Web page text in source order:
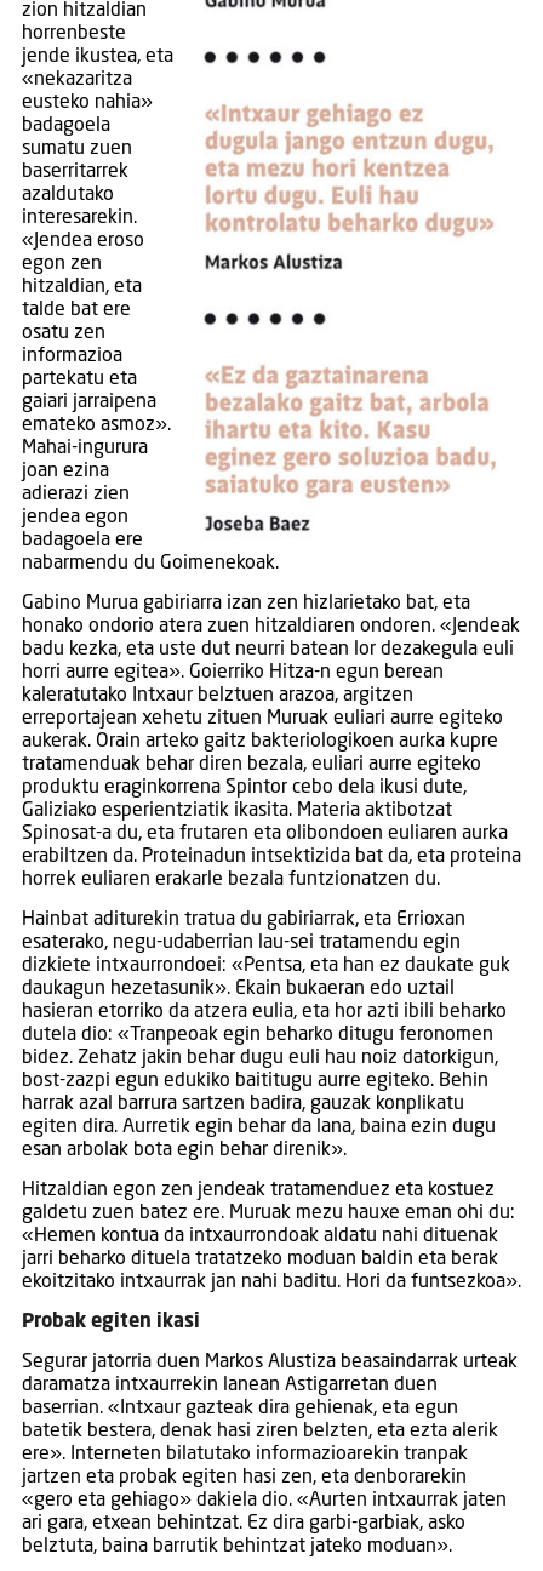
zion hitzaldian
horrenbeste
jende ikustea, eta
«nekazaritza
eusteko nahia»
badagoela
sumatu zuen
baserritarrek
azaldutako
interesarekin.
«Jendea eroso
egon zen
hitzaldian, eta
talde bat ere
osatu zen
informazioa
partekatu eta
gaiari jarraipena
emateko asmoz».
Mahai-ingurura
joan ezina
adierazi zien
jendea egon
badagoela ere
nabarmendu du Goimenekoak.
Gabino Murua gabiriarra izan zen hizlarietako bat, eta
honako ondorio atera zuen hitzaldiaren ondoren. «Jendeak
badu kezka, eta uste dut neurri batean lor dezakegula euli
horri aurre egitea». Goierriko Hitza-n egun berean
kaleratutako Intxaur belztuen arazoa, argitzen
erreportajean xehetu zituen Muruak euliari aurre egiteko
aukerak. Orain arteko gaitz bakteriologikoen aurka kupre
tratamenduak behar diren bezala, euliari aurre egiteko
produktu eraginkorrena Spintor cebo dela ikusi dute,
Galiziako esperientziatik ikasita. Materia aktibotzat
Spinosat-a du, eta frutaren eta olibondoen euliaren aurka
erabiltzen da. Proteinadun intsektizida bat da, eta proteina
horrek euliaren erakarle bezala funtzionatzen du.
Hainbat aditurekin tratua du gabiriarrak, eta Errioxan
esaterako, negu-udaberrian lau-sei tratamendu egin
dizkiete intxaurrondoei: «Pentsa, eta han ez daukate guk
daukagun hezetasunik». Ekain bukaeran edo uztail
hasieran etorriko da atzera eulia, eta hor azti ibili beharko
dutela dio: «Tranpeoak egin beharko ditugu feronomen
bidez. Zehatz jakin behar dugu euli hau noiz datorkigun,
bost-zazpi egun edukiko baititugu aurre egiteko. Behin
harrak azal barrura sartzen badira, gauzak konplikatu
egiten dira. Aurretik egin behar da lana, baina ezin dugu
esan arbolak bota egin behar direnik».
Hitzaldian egon zen jendeak tratamenduez eta kostuez
galdetu zuen batez ere. Muruak mezu hauxe eman ohi du:
«Hemen kontua da intxaurrondoak aldatu nahi dituenak
jarri beharko dituela tratatzeko moduan baldin eta berak
ekoitzitako intxaurrak jan nahi baditu. Hori da funtsezkoa».
Probak egiten ikasi
Segurar jatorria duen Markos Alustiza beasaindarrak urteak
daramatza intxaurrekin lanean Astigarretan duen
baserrian. «Intxaur gazteak dira gehienak, eta egun
batetik bestera, denak hasi ziren belzten, eta ezta alerik
ere». Interneten bilatutako informazioarekin tranpak
jartzen eta probak egiten hasi zen, eta denborarekin
«gero eta gehiago» dakiela dio. «Aurten intxaurrak jaten
ari gara, etxean behintzat. Ez dira garbi-garbiak, asko
belztuta, baina barrutik behintzat jateko moduan».